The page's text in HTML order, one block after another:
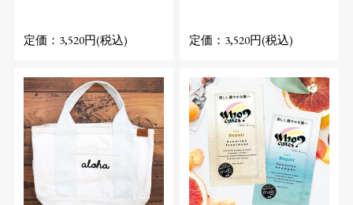
定価：3,520円(税込) 定価：3,520円(税込)